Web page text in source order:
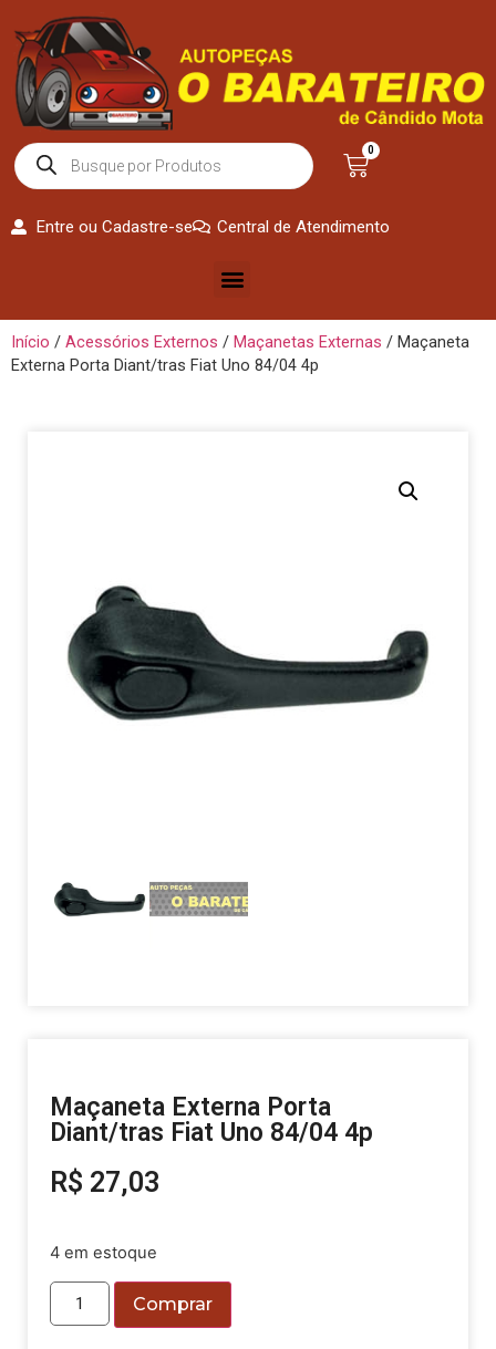
0
Entre ou Cadastre-se Central de Atendimento
Início / Acessórios Externos / Maçanetas Externas / Maçaneta
Externa Porta Diant/tras Fiat Uno 84/04 4p
Maçaneta Externa Porta
Diant/tras Fiat Uno 84/04 4p
R$ 27,03
4 em estoque
Comprar